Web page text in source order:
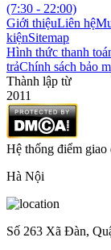
(7:30 - 22:00)
Giới thiệuLiên hệ
kiệnSitemap
Hình thức thanh
trảChính sách bảo
Thành lập từ
2011
Hệ thống điểm giao
Hà Nội
Số 263 Xã Đàn,